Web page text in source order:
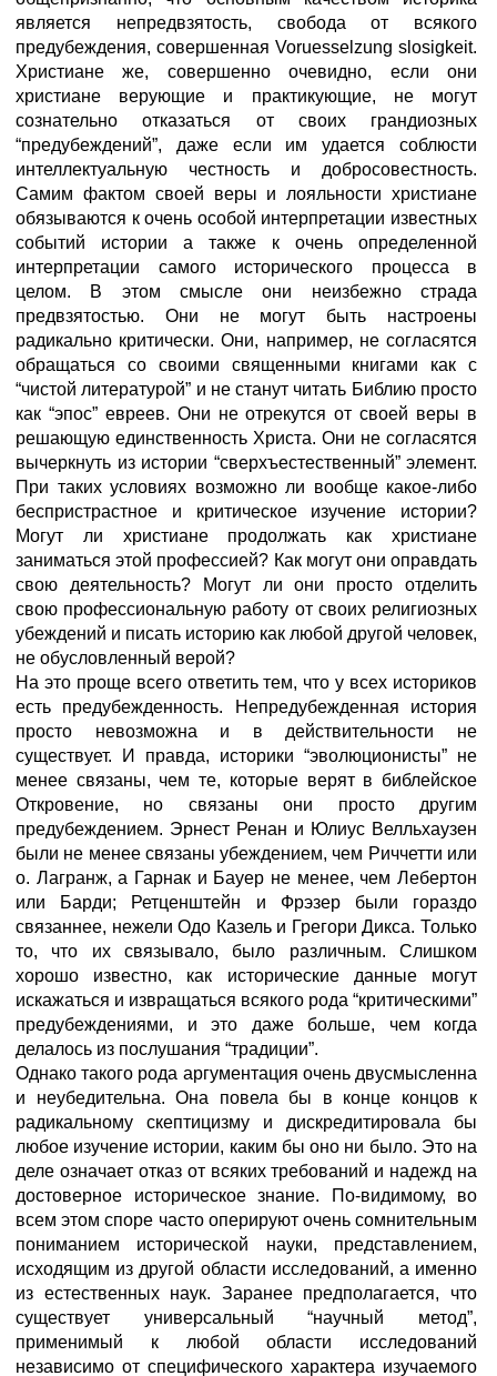
является непредвзятость, свобода от всякого
предубеждения, совершенная Voruesselzung slosigkeit.
Христиане же, совершенно очевидно, если они
христиане верующие и практикующие, не могут
сознательно отказаться от своих грандиозных
“предубеждений”, даже если им удается соблюсти
интеллектуальную честность и добросовестность.
Самим фактом своей веры и лояльности христиане
обязываются к очень особой интерпретации известных
событий истории а также к очень определенной
интерпретации самого исторического процесса в
целом. В этом смысле они неизбежно страда
предвзятостью. Они не могут быть настроены
радикально критически. Они, например, не согласятся
обращаться со своими священными книгами как с
“чистой литературой” и не станут читать Библию просто
как “эпос” евреев. Они не отрекутся от своей веры в
решающую единственность Христа. Они не согласятся
вычеркнуть из истории “сверхъестественный” элемент.
При таких условиях возможно ли вообще какое-либо
беспристрастное и критическое изучение истории?
Могут ли христиане продолжать как христиане
заниматься этой профессией? Как могут они оправдать
свою деятельность? Могут ли они просто отделить
свою профессиональную работу от своих религиозных
убеждений и писать историю как любой другой человек,
не обусловленный верой?
На это проще всего ответить тем, что у всех историков
есть предубежденность. Непредубежденная история
просто невозможна и в действительности не
существует. И правда, историки “эволюционисты” не
менее связаны, чем те, которые верят в библейское
Откровение, но связаны они просто другим
предубеждением. Эрнест Ренан и Юлиус Велльхаузен
были не менее связаны убеждением, чем Риччетти или
о. Лагранж, а Гарнак и Бауер не менее, чем Лебертон
или Барди; Ретценштейн и Фрэзер были гораздо
связаннее, нежели Одо Казель и Грегори Диксa. Только
то, что их связывало, было различным. Слишком
хорошо известно, как исторические данные могут
искажаться и извращаться всякого рода “критическими”
предубеждениями, и это даже больше, чем когда
делалось из послушания “традиции”.
Однако такого рода аргументация очень двусмысленна
и неубедительна. Она повела бы в конце концов к
радикальному скептицизму и дискредитировала бы
любое изучение истории, каким бы оно ни было. Это на
деле означает отказ от всяких требований и надежд на
достоверное историческое знание. По-видимому, во
всем этом споре часто оперируют очень сомнительным
пониманием исторической науки, представлением,
исходящим из другой области исследований, а именно
из естественных наук. Заранее предполагается, что
существует универсальный “научный метод”,
применимый к любой области исследований
независимо от специфического характера изучаемого